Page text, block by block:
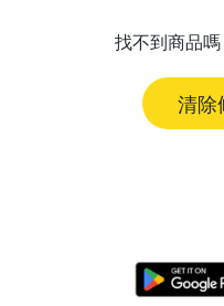
找不到商品
清除